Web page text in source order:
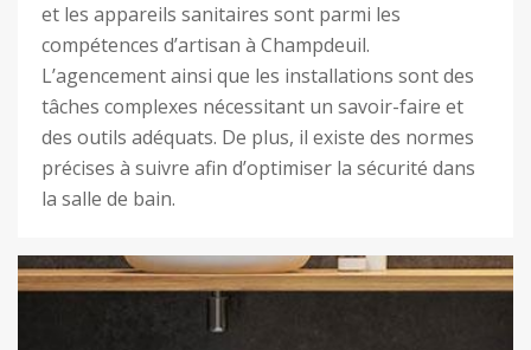
et les appareils sanitaires sont parmi les
compétences d’artisan à Champdeuil.
L’agencement ainsi que les installations sont des
tâches complexes nécessitant un savoir-faire et
des outils adéquats. De plus, il existe des normes
précises à suivre afin d’optimiser la sécurité dans
la salle de bain.